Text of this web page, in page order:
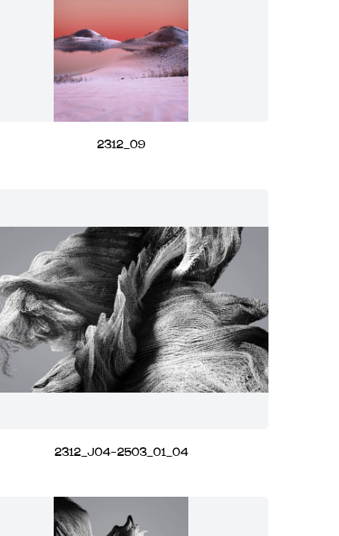
2312_09
2312_J04-2503_01_04